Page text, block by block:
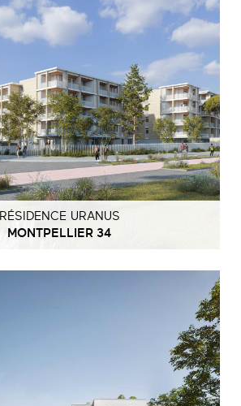
RÉSIDENCE URANUS
MONTPELLIER 34